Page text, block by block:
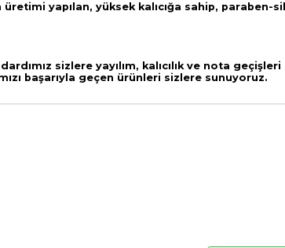
yapılan, yüksek kalıcığa sahip, paraben-
sizlere yayılım, kalıcılık ve nota geçişleri
başarıyla geçen ürünleri sizlere sunuyoruz.